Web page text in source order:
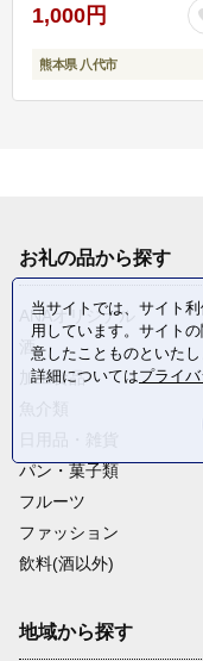
1,000円
熊本県 八代市
お礼の品から探す
ANAオリジナル
酒
加工食品
パン・菓子類
フルーツ
ファッション
飲料(酒以外)
地域から探す
当サイトでは、サイト
用しています。サイト
意したことものといたし
詳細についてはプライ